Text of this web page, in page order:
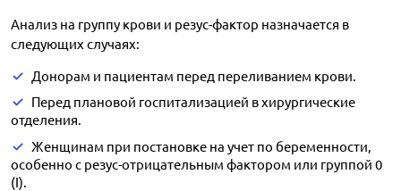
Анализ на группу крови и резус-фактор назначается в
следующих случаях:
Донорам и пациентам перед переливанием крови.
Перед плановой госпитализацией в хирургические
отделения.
Женщинам при постановке на учет по беременности,
особенно с резус-отрицательным фактором или группой 0
(I).